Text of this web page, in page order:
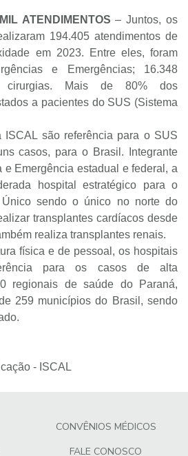
MIL ATENDIMENTOS – Juntos, os
194.405 atendimentos de
em 2023. Entre eles, foram
e Emergências; 16.348
cirurgias. Mais de 80% dos
a pacientes do SUS (Sistema
ISCAL são referência para o SUS
casos, para o Brasil. Integrante
e Emergência estadual e federal, a
hospital estratégico para o
sendo o único no norte do
transplantes cardíacos desde
realiza transplantes renais.
física e de pessoal, os hospitais
para os casos de alta
regionais de saúde do Paraná,
259 municípios do Brasil, sendo
- ISCAL
CONVÊNIOS MÉDICOS
FALE CONOSCO